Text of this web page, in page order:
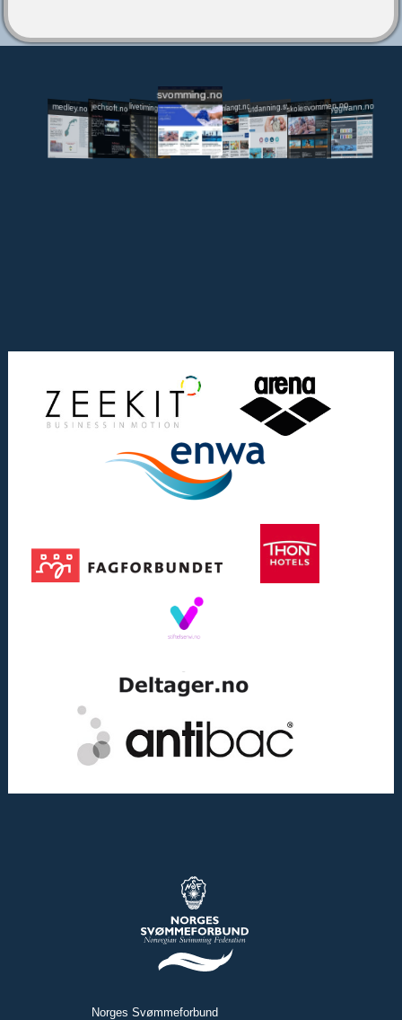
medley.no jechsoft.nolivetiming.medley.no
svomming.no
svomlangt.noutdanning.svomming.no
skolesvommen.notryggivann.no
Norges Svømmeforbund